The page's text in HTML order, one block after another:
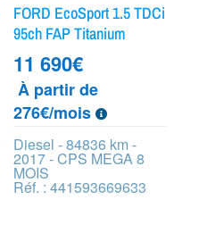
FORD EcoSport 1.5 TDCi
95ch FAP Titanium
11 690€
À partir de
276€/mois
Diesel - 84836 km -
2017 - CPS MEGA 8
MOIS
Réf. : 441593669633